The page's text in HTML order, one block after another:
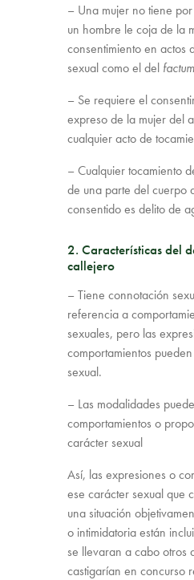
– Una mujer no tiene
un hombre le coja de la
consentimiento en actos
sexual como el del factum
– Se requiere el
expreso de la mujer del
cualquier acto de
– Cualquier tocamiento
de una parte del cuerpo
consentido es delito de
2. Características del
callejero
– Tiene connotación
referencia a
sexuales, pero las
comportamientos
sexual.
– Las modalidades
comportamientos o
carácter sexual
Así, las expresiones o
ese carácter sexual que
una situación
o intimidatoria están
se llevaran a cabo otros
castigarían en concurso